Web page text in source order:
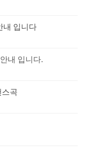
내 입니다
내 입니다.
곡